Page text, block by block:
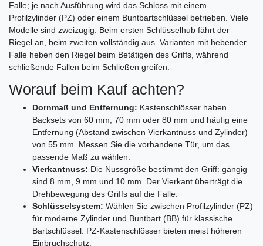
Falle; je nach Ausführung wird das Schloss mit einem
Profilzylinder (PZ) oder einem Buntbartschlüssel betrieben. Viele
Modelle sind zweizugig: Beim ersten Schlüsselhub fährt der
Riegel an, beim zweiten vollständig aus. Varianten mit hebender
Falle heben den Riegel beim Betätigen des Griffs, während
schließende Fallen beim Schließen greifen.
Worauf beim Kauf achten?
Dornmaß und Entfernung: Kastenschlösser haben
Backsets von 60 mm, 70 mm oder 80 mm und häufig eine
Entfernung (Abstand zwischen Vierkantnuss und Zylinder)
von 55 mm. Messen Sie die vorhandene Tür, um das
passende Maß zu wählen.
Vierkantnuss: Die Nussgröße bestimmt den Griff: gängig
sind 8 mm, 9 mm und 10 mm. Der Vierkant überträgt die
Drehbewegung des Griffs auf die Falle.
Schlüsselsystem: Wählen Sie zwischen Profilzylinder (PZ)
für moderne Zylinder und Buntbart (BB) für klassische
Bartschlüssel. PZ‑Kastenschlösser bieten meist höheren
Einbruchschutz.